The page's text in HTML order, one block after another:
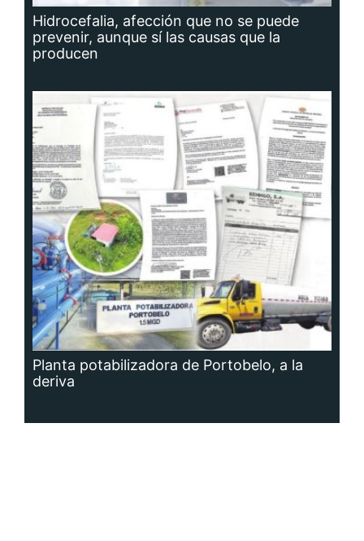
Hidrocefalia, afección que no se puede
prevenir, aunque sí las causas que la
producen
Planta potabilizadora de Portobelo, a la
deriva